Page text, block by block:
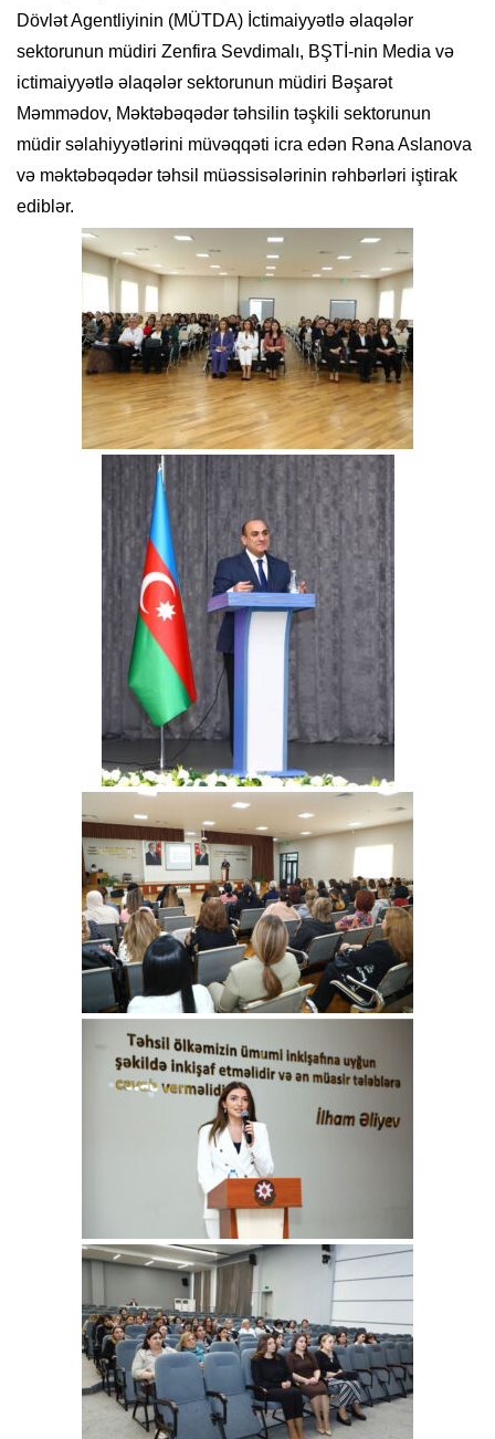
Dövlət Agentliyinin (MÜTDA) İctimaiyyətlə əlaqələr
sektorunun müdiri Zenfira Sevdimalı, BŞTİ-nin Media və
ictimaiyyətlə əlaqələr sektorunun müdiri Bəşarət
Məmmədov, Məktəbəqədər təhsilin təşkili sektorunun
müdir səlahiyyətlərini müvəqqəti icra edən Rəna Aslanova
və məktəbəqədər təhsil müəssisələrinin rəhbərləri iştirak
ediblər.